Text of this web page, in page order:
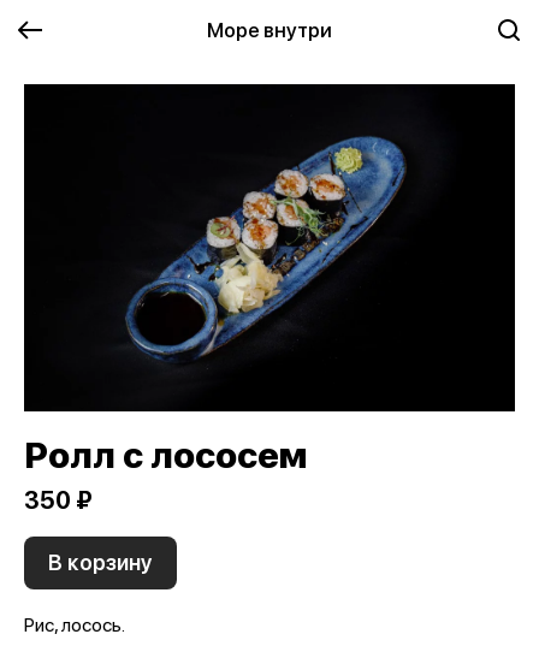
Море внутри
Ролл с лососем
350 ₽
В корзину
Рис, лосось.